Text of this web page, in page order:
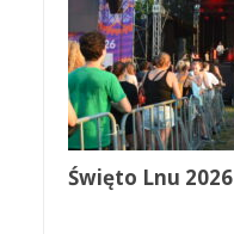
Święto Lnu 2026